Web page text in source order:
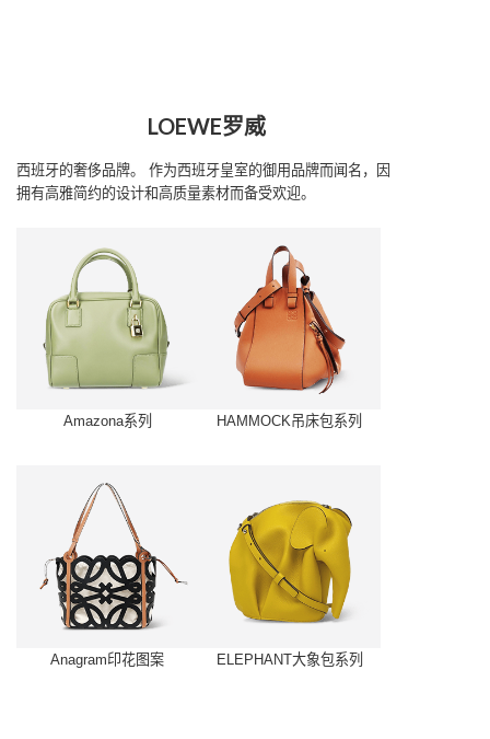
LOEWE罗威
西班牙的奢侈品牌。 作为西班牙皇室的御用品牌而闻名，因
拥有高雅简约的设计和高质量素材而备受欢迎。
Amazona系列 HAMMOCK吊床包系列
Anagram印花图案 ELEPHANT大象包系列